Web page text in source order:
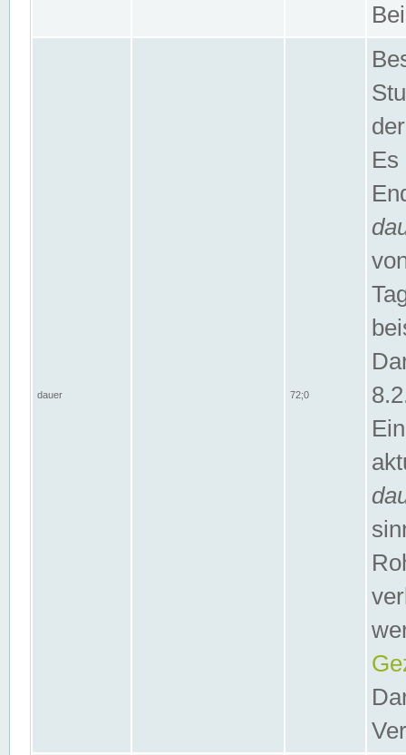
dauer 72;0
Es